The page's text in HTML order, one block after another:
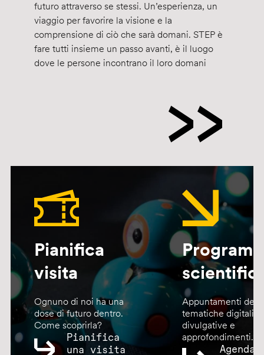
futuro attraverso se stessi. Un’esperienza, un
viaggio per favorire la visione e la
comprensione di ciò che sarà domani. STEP è
fare tutti insieme un passo avanti, è il luogo
dove le persone incontrano il loro domani
Pianifica
visita
Ognuno di noi ha una
dose di futuro dentro.
Come scoprirla?
Pianifica
una visita
Appuntamenti
tematiche digitali,
divulgative e
approfondimenti.
Agenda